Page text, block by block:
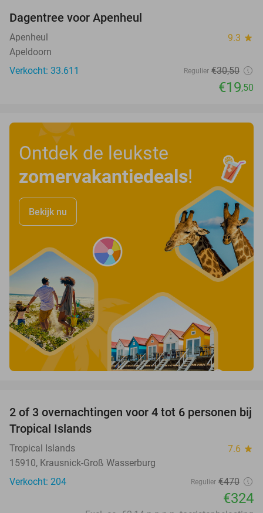
Dagentree voor Apenheul
Apenheul 9.3 star
Apeldoorn
Verkocht: 33.611
Regulier €30,50
€19,50
Ontdek de leukste
zomervakantiedeals!
Bekijk nu
31%
2 of 3 overnachtingen voor 4 tot 6 personen bij
Tropical Islands
Tropical Islands 7.6 star
15910, Krausnick-Groß Wasserburg
Verkocht: 204
Regulier €470
€324